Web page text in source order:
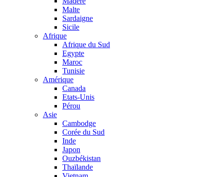
Malte
Sardaigne
Sicile
Afrique
Afrique du Sud
Egypte
Maroc
Tunisie
Amérique
Canada
Etats-Unis
Pérou
Asie
Cambodge
Corée du Sud
Inde
Japon
Ouzbékistan
Thaïlande